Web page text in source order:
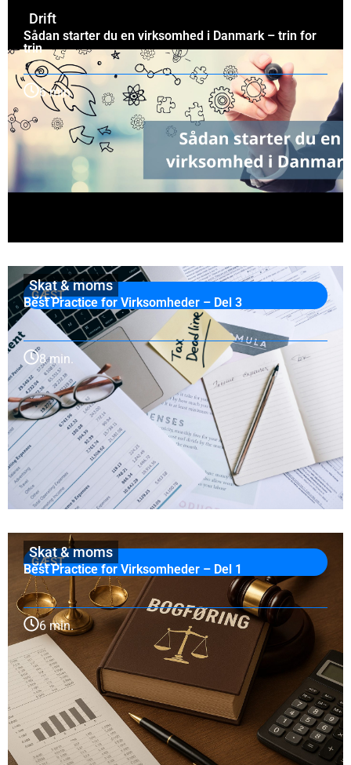
Drift
Sådan starter du en virksomhed i Danmark – trin for
trin
6 min.
GÆST
Skat & moms
Best Practice for Virksomheder – Del 3
8 min.
GÆST
Skat & moms
Best Practice for Virksomheder – Del 1
6 min.